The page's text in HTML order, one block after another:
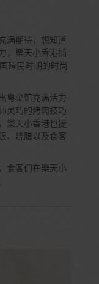
满期待，想知道
，樂天小香港捕
殖民时期的时尚
粤菜馆充满活力
灵巧的烤肉技巧
樂天小香港也提
、烧腊以及食客
食客们在樂天小